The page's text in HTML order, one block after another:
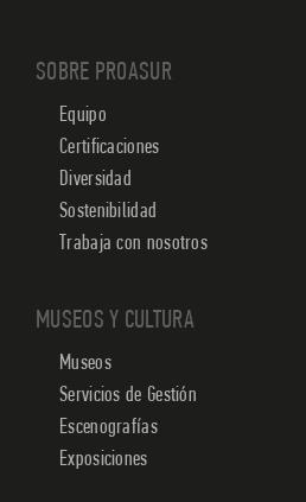
SOBRE PROASUR
Equipo
Certificaciones
Diversidad
Sostenibilidad
Trabaja con nosotros
MUSEOS Y CULTURA
Museos
Servicios de Gestión
Escenografías
Exposiciones